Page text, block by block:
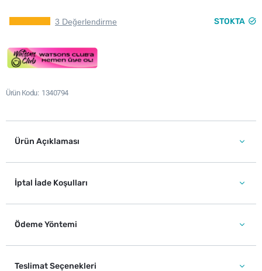
3 Değerlendirme STOKTA
Ürün Kodu 1340794
Ürün Açıklaması
İptal İade Koşulları
Ödeme Yöntemi
Teslimat Seçenekleri